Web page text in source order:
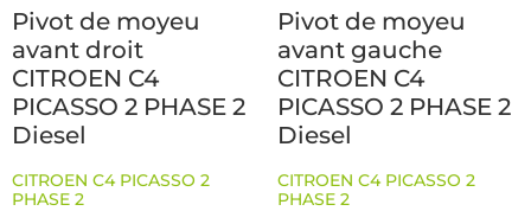
Pivot de moyeu
avant droit
CITROEN C4
PICASSO 2 PHASE 2
Diesel
CITROEN C4 PICASSO 2
PHASE 2
Pivot de moyeu
avant gauche
CITROEN C4
PICASSO 2 PHASE 2
Diesel
CITROEN C4 PICASSO 2
PHASE 2